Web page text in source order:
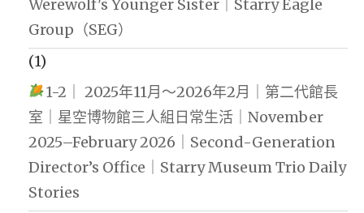
Werewolf's Younger Sister｜Starry Eagle
Group（SEG）
(1)
1-2｜ 2025年11月～2026年2月｜第二代館長
室｜星空博物館三人組日常生活｜November
2025–February 2026｜Second-Generation
Director’s Office｜Starry Museum Trio Daily
Stories